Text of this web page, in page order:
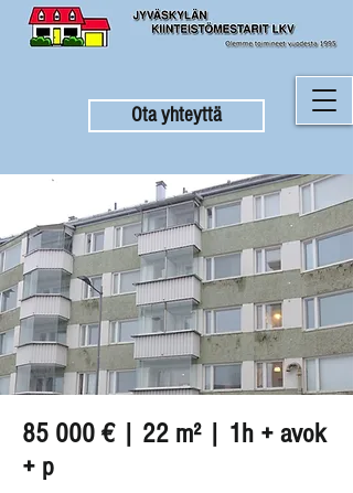
Ota yhteyttä
85 000 € | 22 m² | 1h + avok
+ p